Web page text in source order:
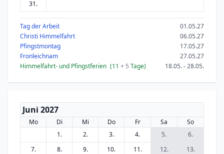
31.
Tag der Arbeit
01.05.27
Christi Himmelfahrt
06.05.27
Pfingstmontag
17.05.27
Fronleichnam
27.05.27
Himmelfahrt- und Pfingstferien (11 + 5 Tage) 18.05. - 28.05.
Juni 2027
Mo Di Mi Do Fr Sa
So
1.
2. 3. 4. 5.
6.
7.
8. 9. 10. 11. 12.
13.